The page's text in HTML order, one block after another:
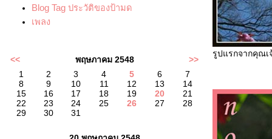
Blog Tag ประวัติของป้ามด
เพลง
<< พฤษภาคม 2548
>>
1
2 3 4 5 6
7
8
9 10 11 12 13
14
15
16 17 18 19 20
21
22
23 24 25 26 27
28
29
30 31
รูปแรกจากคุณเ